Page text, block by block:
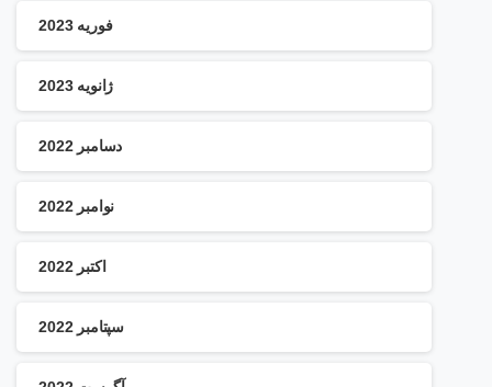
فوریه 2023
ژانویه 2023
دسامبر 2022
نوامبر 2022
اکتبر 2022
سپتامبر 2022